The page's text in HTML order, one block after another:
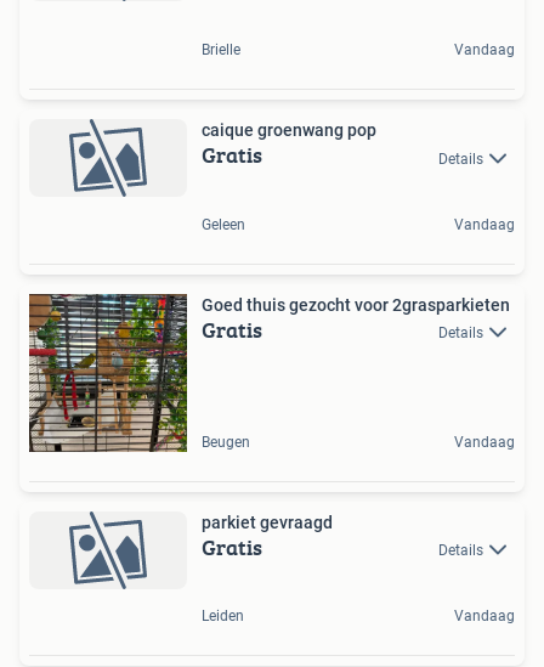
Brielle Vandaag
caique groenwang pop
Gratis Details
Geleen Vandaag
Goed thuis gezocht voor 2grasparkieten
Gratis Details
Beugen Vandaag
parkiet gevraagd
Gratis Details
Leiden Vandaag